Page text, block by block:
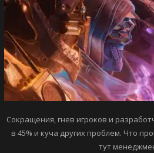
Сокращения, гнев игроков и
в 45% и куча других проблем. Что
тут